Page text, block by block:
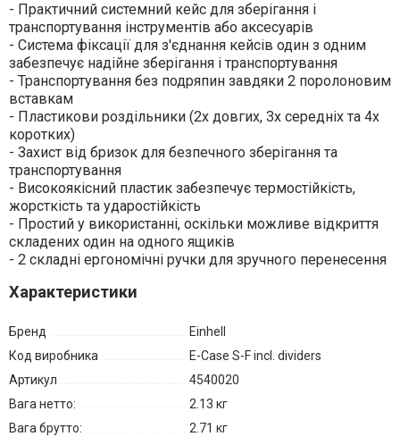
- Практичний системний кейс для зберігання і
транспортування інструментів або аксесуарів
- Система фіксації для з'єднання кейсів один з одним
забезпечує надійне зберігання і транспортування
- Транспортування без подряпин завдяки 2 поролоновим
вставкам
- Пластикови роздільники (2x довгих, 3x середніх та 4х
коротких)
- Захист від бризок для безпечного зберігання та
транспортування
- Високоякісний пластик забезпечує термостійкість,
жорсткість та ударостійкість
- Простий у використанні, оскільки можливе відкриття
складених один на одного ящиків
- 2 складні ергономічні ручки для зручного перенесення
Характеристики
Бренд
Einhell
Код виробника
E-Case S-F incl. dividers
Артикул
4540020
Вага нетто:
2.13 кг
Вага брутто:
2.71 кг